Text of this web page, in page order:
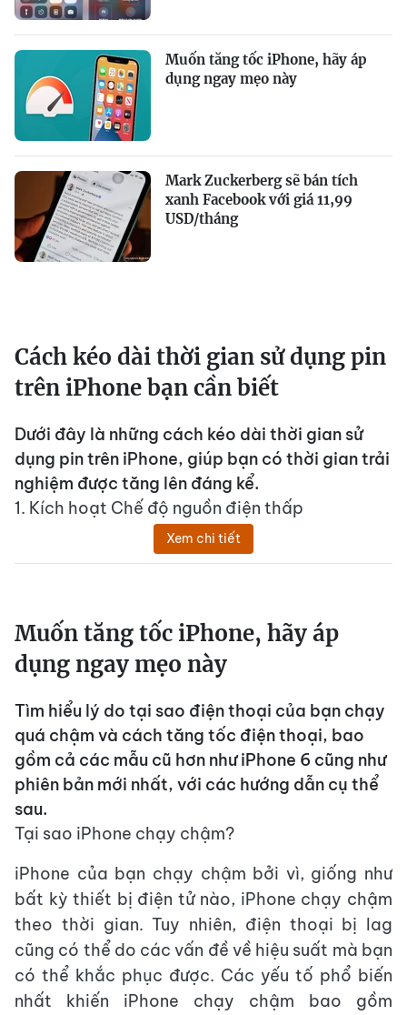
Muốn tăng tốc iPhone, hãy áp
dụng ngay mẹo này
Mark Zuckerberg sẽ bán tích
xanh Facebook với giá 11,99
USD/tháng
Cách kéo dài thời gian sử dụng pin
trên iPhone bạn cần biết
Dưới đây là những cách kéo dài thời gian sử
dụng pin trên iPhone, giúp bạn có thời gian trải
nghiệm được tăng lên đáng kể.
1. Kích hoạt Chế độ nguồn điện thấp
Xem chi tiết
Muốn tăng tốc iPhone, hãy áp
dụng ngay mẹo này
Tìm hiểu lý do tại sao điện thoại của bạn chạy
quá chậm và cách tăng tốc điện thoại, bao
gồm cả các mẫu cũ hơn như iPhone 6 cũng như
phiên bản mới nhất, với các hướng dẫn cụ thể
sau.
Tại sao iPhone chạy chậm?
iPhone của bạn chạy chậm bởi vì, giống như
bất kỳ thiết bị điện tử nào, iPhone chạy chậm
theo thời gian. Tuy nhiên, điện thoại bị lag
cũng có thể do các vấn đề về hiệu suất mà bạn
có thể khắc phục được. Các yếu tố phổ biến
nhất khiến iPhone chạy chậm bao gồm